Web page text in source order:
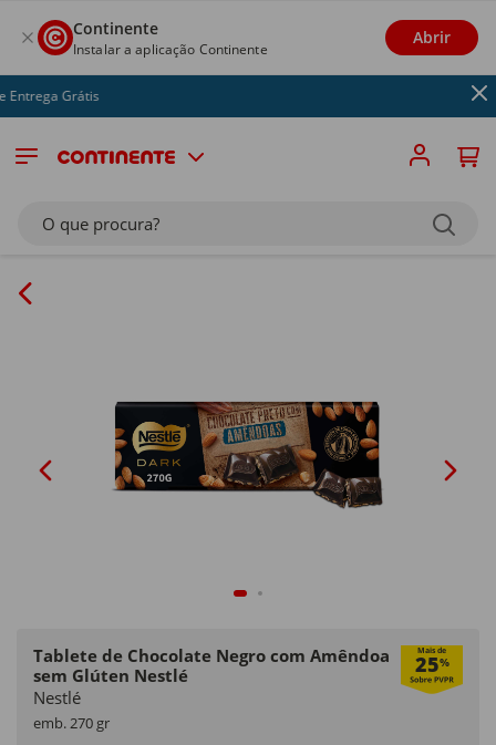
Continente
Instalar a aplicação Continente
Abrir
Grátis
O que procura?
Tablete de Chocolate Negro com Amêndoa
sem Glúten Nestlé
Mais de
25%
Nestlé
emb. 270 gr